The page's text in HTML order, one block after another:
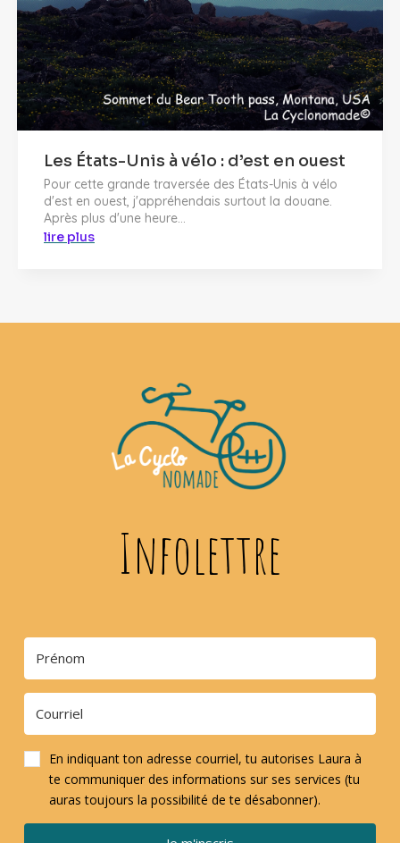
Les États-Unis à vélo : d’est en ouest
Pour cette grande traversée des États-Unis à vélo
d'est en ouest, j'appréhendais surtout la douane.
Après plus d'une heure...
lire plus
Infolettre
En indiquant ton adresse courriel, tu autorises Laura à
te communiquer des informations sur ses services (tu
auras toujours la possibilité de te désabonner).